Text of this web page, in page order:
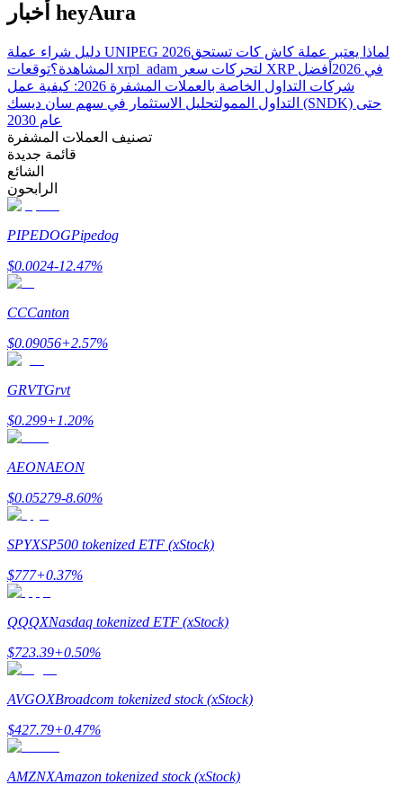
الاستثمار التلقائي
تعرف على كيفية كسب الدخل السلبي
Bitrue
شركاء بيترو
تصل العمولات إلى 65٪!
أخبار heyAura
دليل شراء عملة UNIPEG 2026لماذا يعتبر عملة كاش كات تستحق
المشاهدة؟
توقعات xrpl_adam لتحركات سعر XRP في 2026
أفضل
شركات التداول الخاصة بالعملات المشفرة 2026: كيفية عمل
التداول الممولتحليل الاستثمار في سهم سان ديسك (SNDK) حتى
عام 2030
تصنيف العملات المشفرة
قائمة جديدة
الشائع
الرابحون
PIPEDOGPipedog
$0.0024-12.47%
CCCanton
$0.09056+2.57%
GRVTGrvt
$0.299+1.20%
AEONAEON
$0.05279-8.60%
SPYXSP500 tokenized ETF (xStock)
$777+0.37%
QQQXNasdaq tokenized ETF (xStock)
$723.39+0.50%
AVGOXBroadcom tokenized stock (xStock)
$427.79+0.47%
AMZNXAmazon tokenized stock (xStock)